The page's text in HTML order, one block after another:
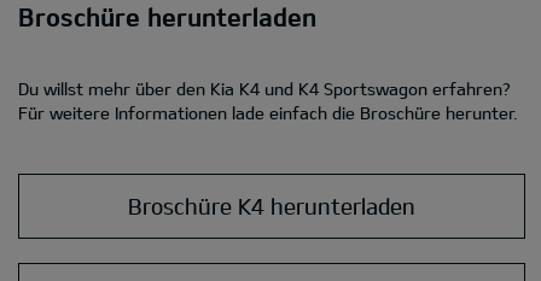
Broschüre herunterladen
Du willst mehr über den Kia K4 und K4 Sportswagon erfahren?
Für weitere Informationen lade einfach die Broschüre herunter.
Broschüre K4 herunterladen